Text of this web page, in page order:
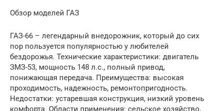
Обзор моделей ГАЗ
ГАЗ-66 – легендарный внедорожник, который до сих
пор пользуется популярностью у любителей
бездорожья. Технические характеристики: двигатель
ЗМЗ-53, мощность 148 л.с., полный привод,
понижающая передача. Преимущества: высокая
проходимость, надежность, ремонтопригодность.
Недостатки: устаревшая конструкция, низкий уровень
комфорта. Области применения: сельское хозяйство,